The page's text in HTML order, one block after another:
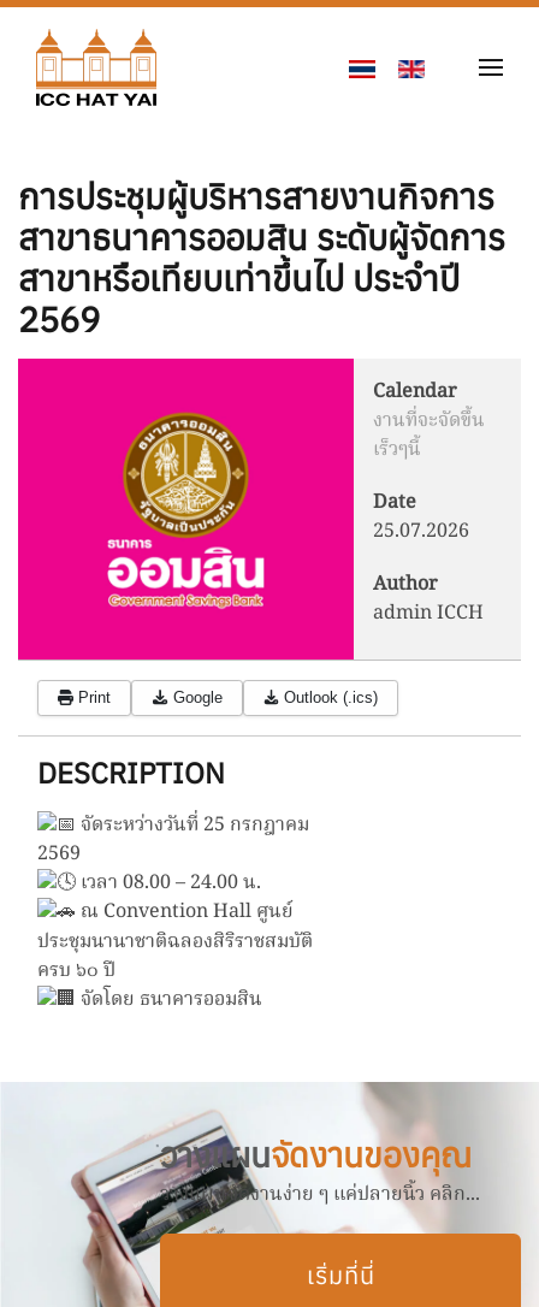
Skip to main content
การประชุมผู้บริหารสายงานกิจการ
สาขาธนาคารออมสิน ระดับผู้จัดการ
สาขาหรือเทียบเท่าขึ้นไป ประจำปี
2569
Calendar
งานที่จะจัดขึ้น
เร็วๆนี้
Date
25.07.2026
Author
admin ICCH
Print Google Outlook (.ics)
DESCRIPTION
จัดระหว่างวันที่ 25 กรกฎาคม
2569
เวลา 08.00 – 24.00 น.
ณ Convention Hall ศูนย์
ประชุมนานาชาติฉลองสิริราชสมบัติ
ครบ ๖๐ ปี
จัดโดย ธนาคารออมสิน
วางแผนจัดงานของคุณ
วางแผนจัดงานง่าย ๆ แค่ปลายนิ้ว คลิก...
เริ่มที่นี่